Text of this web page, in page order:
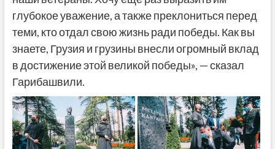
глубокое уважение, а также преклониться перед
теми, кто отдал свою жизнь ради победы. Как вы
знаете, Грузия и грузины внесли огромный вклад
в достижение этой великой победы», — сказал
Гарибашвили.